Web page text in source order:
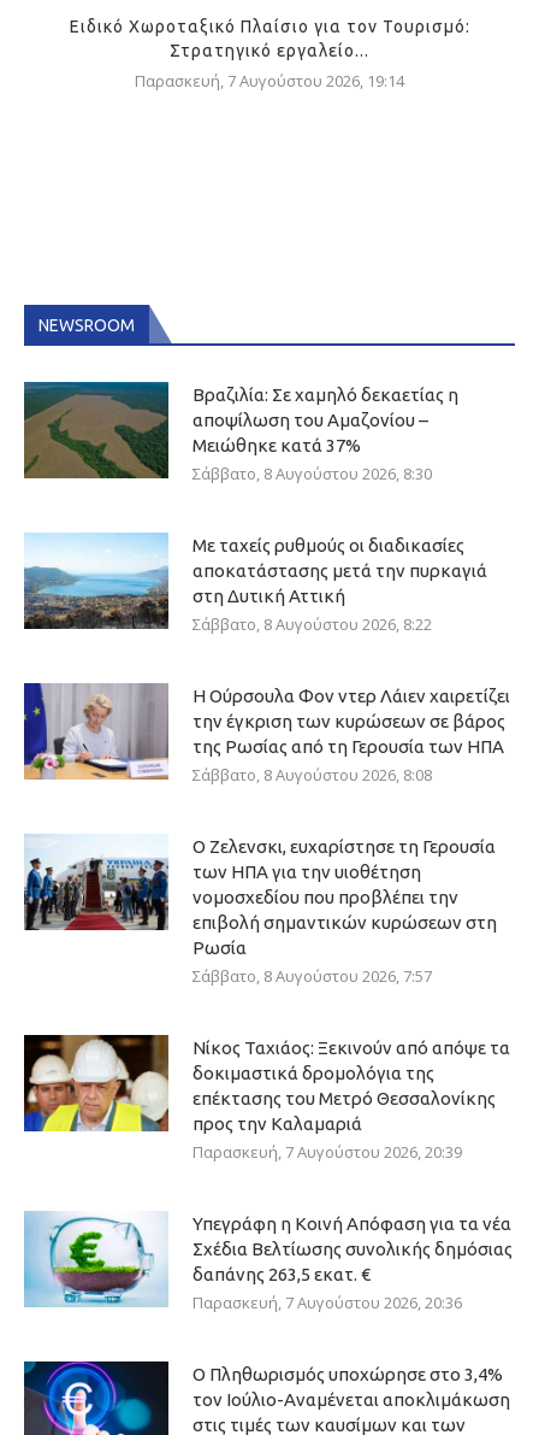
Ειδικό Χωροταξικό Πλαίσιο για τον Τουρισμό:
Στρατηγικό εργαλείο...
Παρασκευή, 7 Αυγούστου 2026, 19:14
NEWSROOM
Βραζιλία: Σε χαμηλό δεκαετίας η
αποψίλωση του Αμαζονίου –
Μειώθηκε κατά 37%
Σάββατο, 8 Αυγούστου 2026, 8:30
Με ταχείς ρυθμούς οι διαδικασίες
αποκατάστασης μετά την πυρκαγιά
στη Δυτική Αττική
Σάββατο, 8 Αυγούστου 2026, 8:22
Η Ούρσουλα Φον ντερ Λάιεν χαιρετίζει
την έγκριση των κυρώσεων σε βάρος
της Ρωσίας από τη Γερουσία των ΗΠΑ
Σάββατο, 8 Αυγούστου 2026, 8:08
Ο Ζελενσκι, ευχαρίστησε τη Γερουσία
των ΗΠΑ για την υιοθέτηση
νομοσχεδίου που προβλέπει την
επιβολή σημαντικών κυρώσεων στη
Ρωσία
Σάββατο, 8 Αυγούστου 2026, 7:57
Νίκος Ταχιάος: Ξεκινούν από απόψε τα
δοκιμαστικά δρομολόγια της
επέκτασης του Μετρό Θεσσαλονίκης
προς την Καλαμαριά
Παρασκευή, 7 Αυγούστου 2026, 20:39
Υπεγράφη η Κοινή Απόφαση για τα νέα
Σχέδια Βελτίωσης συνολικής δημόσιας
δαπάνης 263,5 εκατ. €
Παρασκευή, 7 Αυγούστου 2026, 20:36
Ο Πληθωρισμός υποχώρησε στο 3,4%
τον Ιούλιο-Αναμένεται αποκλιμάκωση
στις τιμές των καυσίμων και των